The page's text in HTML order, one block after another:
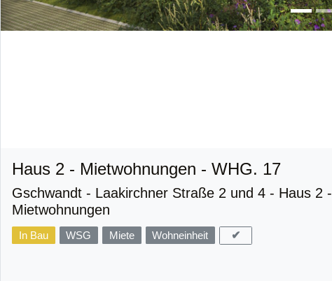
Haus 2 - Mietwohnungen - WHG. 17
Gschwandt - Laakirchner Straße 2 und 4 - Haus 2 -
Mietwohnungen
In Bau WSG Miete Wohneinheit ✔